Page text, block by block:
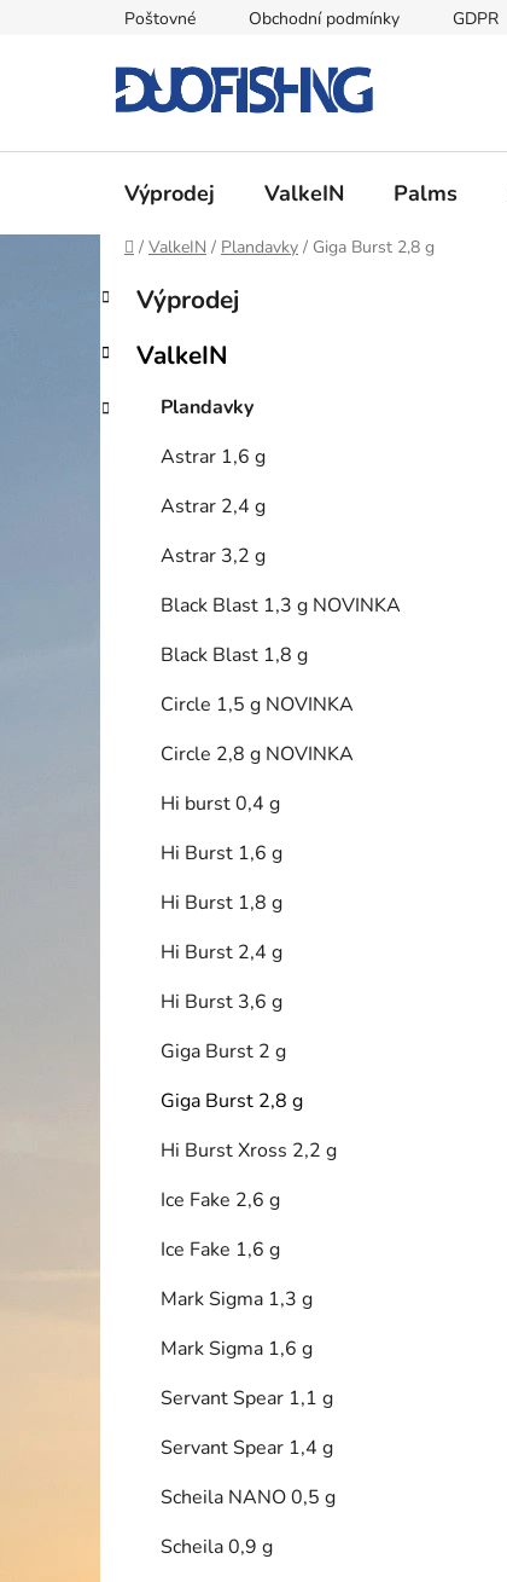
Poštovné Obchodní podmínky GDPR
Výprodej ValkeIN Palms
Domů
/ ValkeIN / Plandavky / Giga Burst 2,8 g
P
s
r
Přeskočit
kategorie
K
a
e
o
Výprodej
ValkeIN
Plandavky
Astrar 1,6 g
Astrar 2,4 g
Astrar 3,2 g
Black Blast 1,3 g NOVINKA
Black Blast 1,8 g
Circle 1,5 g NOVINKA
Circle 2,8 g NOVINKA
Hi burst 0,4 g
Hi Burst 1,6 g
Hi Burst 1,8 g
Hi Burst 2,4 g
Hi Burst 3,6 g
Giga Burst 2 g
Giga Burst 2,8 g
Hi Burst Xross 2,2 g
Ice Fake 2,6 g
Ice Fake 1,6 g
Mark Sigma 1,3 g
Mark Sigma 1,6 g
Servant Spear 1,1 g
Servant Spear 1,4 g
Scheila NANO 0,5 g
Scheila 0,9 g